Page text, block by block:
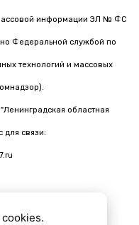
массовой информации ЭЛ № ФС
Федеральной службой по
технологий и массовых
областная
для связи:
с помощью ИИ
cookies.